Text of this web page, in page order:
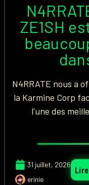
ZE1SH
N4RRATE nous a
la Karmine Corp
l'une des
31 juillet, 2026
erinie